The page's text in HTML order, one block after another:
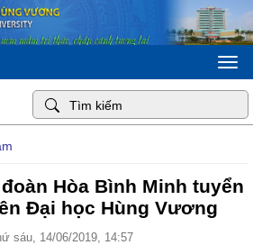
Hòa Bình Minh tuyển
Đại học Hùng Vương
sáu, 14/06/2019, 14:57